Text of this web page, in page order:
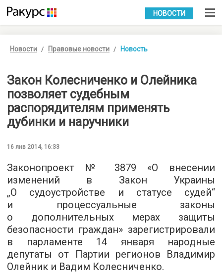
УКР РУС
НОВОСТИ
Новости Правовые новости Новость
Закон Колесниченко и Олейника
позволяет судебным
распорядителям применять
дубинки и наручники
16 янв 2014, 16:33
Законопроект № 3879 «О внесении
изменений в Закон Украины
„О судоустройстве и статусе судей“
и процессуальные законы
о дополнительных мерах защиты
безопасности граждан» зарегистрировали
в парламенте 14 января народные
депутаты от Партии регионов Владимир
Олейник и Вадим Колесниченко.